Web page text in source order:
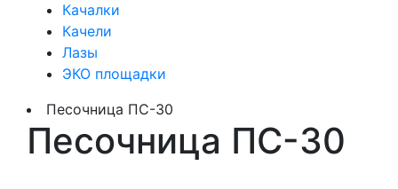
Качалки
Качели
Лазы
ЭКО площадки
Песочница ПС-30
Песочница ПС-30